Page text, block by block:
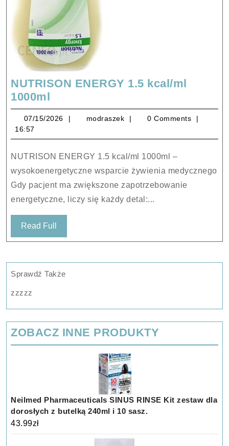
NUTRISON ENERGY 1.5 kcal/ml
1000ml
ENERGY
1.5
kcal/ml
07/15/2026 07/15/2026
modraszek modraszek
0 Comments
16:57
NUTRISON ENERGY 1.5 kcal/ml 1000ml –
wysokoenergetyczne wsparcie żywienia medycznego
Gdy pacjent ma zwiększone zapotrzebowanie
energetyczne, liczy się każdy detal:...
Read Full
Full
Sprawdź Także
zzzzz
ZOBACZ INNE PRODUKTY
Neilmed Pharmaceuticals SINUS RINSE Kit zestaw dla
dorosłych z butelką 240ml i 10 sasz.
43.99zł